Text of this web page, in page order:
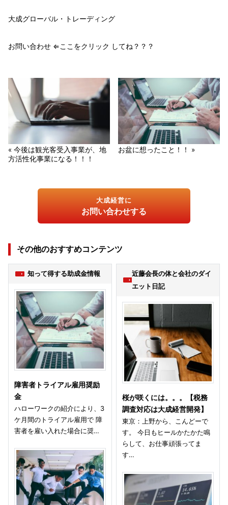
大成グローバル・トレーディング
お問い合わせ ⇐ここをクリック してね？？？
« 今後は観光客受入事業が、地
方活性化事業になる！！！
お盆に想ったこと！！ »
大成経営に
お問い合わせする
その他のおすすめコンテンツ
知って得する助成金情報
障害者トライアル雇用奨励
金
ハローワークの紹介により、3
ケ月間のトライアル雇用で 障
害者を雇い入れた場合に奨…
近藤会長の体と会社のダイ
エット日記
桜が咲くには。。。【税務
調査対応は大成経営開発】
東京：上野から、こんどーで
す。 今日もヒールかたかた鳴
らして、お仕事頑張ってま
す…